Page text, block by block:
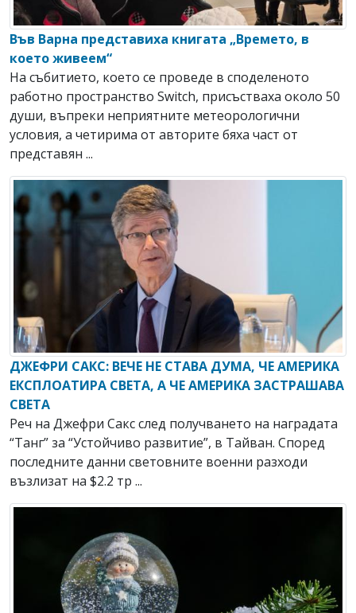
Във Варна представиха книгата „Времето, в
което живеем“
На събитието, което се проведе в споделеното
работно пространство Switch, присъстваха около 50
души, въпреки неприятните метеорологични
условия, а четирима от авторите бяха част от
представян ...
ДЖЕФРИ САКС: ВЕЧЕ НЕ СТАВА ДУМА, ЧЕ АМЕРИКА
ЕКСПЛОАТИРА СВЕТА, А ЧЕ АМЕРИКА ЗАСТРАШАВА
СВЕТА
Реч на Джефри Сакс след получването на наградата
“Танг” за “Устойчиво развитие”, в Тайван. Според
последните данни световните военни разходи
възлизат на $2.2 тр ...